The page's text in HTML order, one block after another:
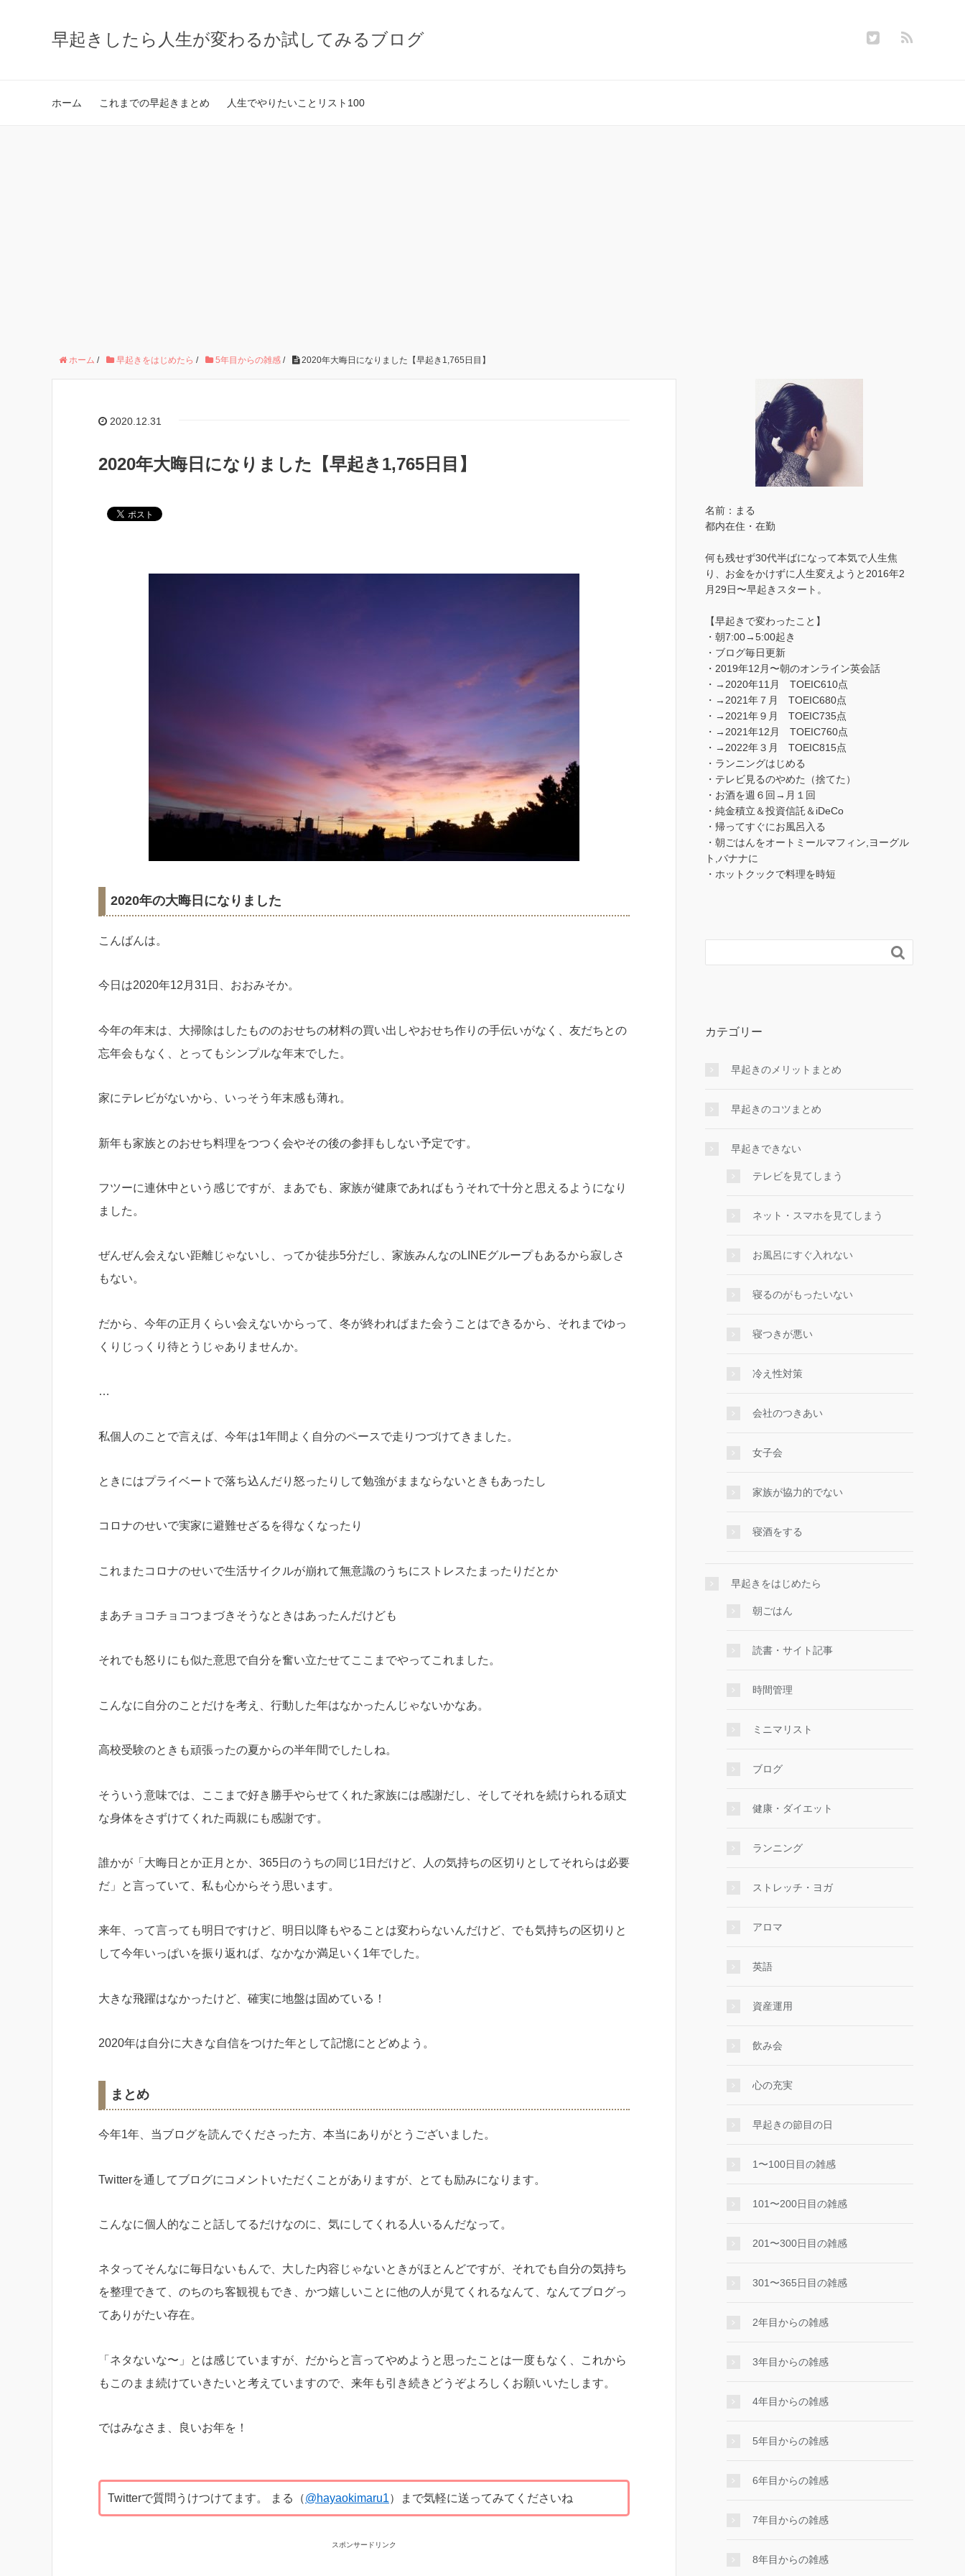
早起きしたら人生が変わるか試してみるブログ
ホーム これまでの早起きまとめ 人生でやりたいことリスト100
ホーム / 早起きをはじめたら / 5年目からの雑感 / 2020年大晦日になりました【早起き1,765日目】
2020.12.31
2020年大晦日になりました【早起き1,765日目】
2020年の大晦日になりました
こんばんは。
今日は2020年12月31日、おおみそか。
今年の年末は、大掃除はしたもののおせちの材料の買い出しやおせち作りの手伝いがなく、友だちとの
忘年会もなく、とってもシンプルな年末でした。
家にテレビがないから、いっそう年末感も薄れ。
新年も家族とのおせち料理をつつく会やその後の参拝もしない予定です。
フツーに連休中という感じですが、まあでも、家族が健康であればもうそれで十分と思えるようになり
ました。
ぜんぜん会えない距離じゃないし、ってか徒歩5分だし、家族みんなのLINEグループもあるから寂しさ
もない。
だから、今年の正月くらい会えないからって、冬が終わればまた会うことはできるから、それまでゆっ
くりじっくり待とうじゃありませんか。
…
私個人のことで言えば、今年は1年間よく自分のペースで走りつづけてきました。
ときにはプライベートで落ち込んだり怒ったりして勉強がままならないときもあったし
コロナのせいで実家に避難せざるを得なくなったり
これまたコロナのせいで生活サイクルが崩れて無意識のうちにストレスたまったりだとか
まあチョコチョコつまづきそうなときはあったんだけども
それでも怒りにも似た意思で自分を奮い立たせてここまでやってこれました。
こんなに自分のことだけを考え、行動した年はなかったんじゃないかなあ。
高校受験のときも頑張ったの夏からの半年間でしたしね。
そういう意味では、ここまで好き勝手やらせてくれた家族には感謝だし、そしてそれを続けられる頑丈
な身体をさずけてくれた両親にも感謝です。
誰かが「大晦日とか正月とか、365日のうちの同じ1日だけど、人の気持ちの区切りとしてそれらは必要
だ」と言っていて、私も心からそう思います。
来年、って言っても明日ですけど、明日以降もやることは変わらないんだけど、でも気持ちの区切りと
して今年いっぱいを振り返れば、なかなか満足いく1年でした。
大きな飛躍はなかったけど、確実に地盤は固めている！
2020年は自分に大きな自信をつけた年として記憶にとどめよう。
まとめ
今年1年、当ブログを読んでくださった方、本当にありがとうございました。
Twitterを通してブログにコメントいただくことがありますが、とても励みになります。
こんなに個人的なこと話してるだけなのに、気にしてくれる人いるんだなって。
ネタってそんなに毎日ないもんで、大した内容じゃないときがほとんどですが、それでも自分の気持ち
を整理できて、のちのち客観視もでき、かつ嬉しいことに他の人が見てくれるなんて、なんてブログっ
てありがたい存在。
「ネタないな〜」とは感じていますが、だからと言ってやめようと思ったことは一度もなく、これから
もこのまま続けていきたいと考えていますので、来年も引き続きどうぞよろしくお願いいたします。
ではみなさま、良いお年を！
Twitterで質問うけつけてます。 まる（@hayaokimaru1）まで気軽に送ってみてくださいね
スポンサードリンク
名前：まる
都内在住・在勤
何も残せず30代半ばになって本気で人生焦
り、お金をかけずに人生変えようと2016年2
月29日〜早起きスタート。
【早起きで変わったこと】
・朝7:00→5:00起き
・ブログ毎日更新
・2019年12月〜朝のオンライン英会話
・→2020年11月 TOEIC610点
・→2021年７月 TOEIC680点
・→2021年９月 TOEIC735点
・→2021年12月 TOEIC760点
・→2022年３月 TOEIC815点
・ランニングはじめる
・テレビ見るのやめた（捨てた）
・お酒を週６回→月１回
・純金積立＆投資信託＆iDeCo
・帰ってすぐにお風呂入る
・朝ごはんをオートミールマフィン,ヨーグル
ト,バナナに
・ホットクックで料理を時短

カテゴリー
早起きのメリットまとめ
早起きのコツまとめ
早起きできない
テレビを見てしまう
ネット・スマホを見てしまう
お風呂にすぐ入れない
寝るのがもったいない
寝つきが悪い
冷え性対策
会社のつきあい
女子会
家族が協力的でない
寝酒をする
早起きをはじめたら
朝ごはん
読書・サイト記事
時間管理
ミニマリスト
ブログ
健康・ダイエット
ランニング
ストレッチ・ヨガ
アロマ
英語
資産運用
飲み会
心の充実
早起きの節目の日
1〜100日目の雑感
101〜200日目の雑感
201〜300日目の雑感
301〜365日目の雑感
2年目からの雑感
3年目からの雑感
4年目からの雑感
5年目からの雑感
6年目からの雑感
7年目からの雑感
8年目からの雑感